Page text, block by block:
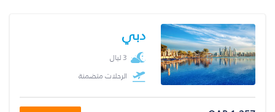
دبي
3 ليال
الرحلات متضمنة